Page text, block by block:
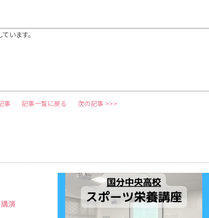
います。
事 記事一覧に戻る 次の記事 >>>